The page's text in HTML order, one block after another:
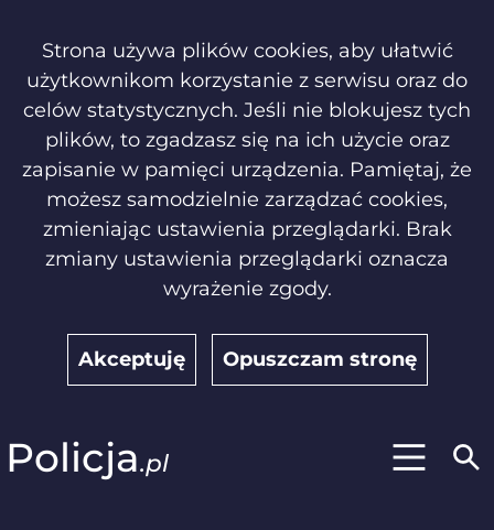
Strona używa plików cookies, aby ułatwić
użytkownikom korzystanie z serwisu oraz do
celów statystycznych. Jeśli nie blokujesz tych
plików, to zgadzasz się na ich użycie oraz
zapisanie w pamięci urządzenia. Pamiętaj, że
możesz samodzielnie zarządzać cookies,
zmieniając ustawienia przeglądarki. Brak
zmiany ustawienia przeglądarki oznacza
wyrażenie zgody.
Akceptuję Opuszczam stronę
Policja.pl